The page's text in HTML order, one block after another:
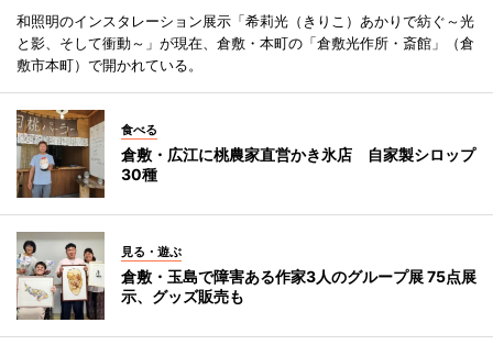
和照明のインスタレーション展示「希莉光（きりこ）あかりで紡ぐ～光
と影、そして衝動～」が現在、倉敷・本町の「倉敷光作所・斎館」（倉
敷市本町）で開かれている。
食べる
倉敷・広江に桃農家直営かき氷店 自家製シロップ
30種
見る・遊ぶ
倉敷・玉島で障害ある作家3人のグループ展 75点展
示、グッズ販売も